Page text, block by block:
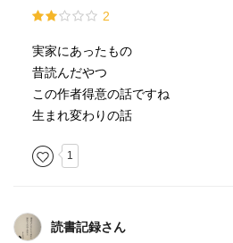
2
実家にあったもの
昔読んだやつ
この作者得意の話ですね
生まれ変わりの話
1
読書記録さん